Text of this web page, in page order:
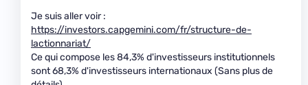
Je suis aller voir :
https://investors.capgemini.com/fr/structure-de-
lactionnariat/
Ce qui compose les 84,3% d'investisseurs institutionnels
sont 68,3% d'investisseurs internationaux (Sans plus de